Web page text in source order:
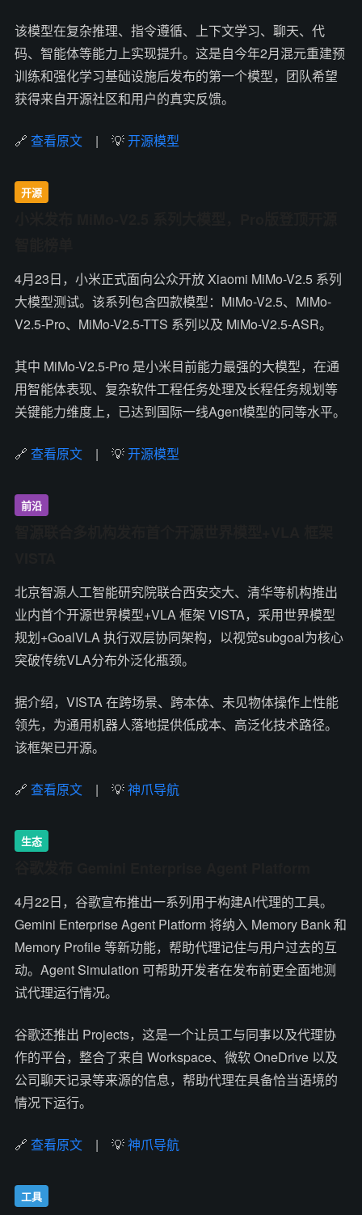
该模型在复杂推理、指令遵循、上下文学习、聊天、代
码、智能体等能力上实现提升。这是自今年2月混元重建预
训练和强化学习基础设施后发布的第一个模型，团队希望
获得来自开源社区和用户的真实反馈。
🔗 查看原文 | 💡开源模型
开源
4月23日，小米正式面向公众开放 Xiaomi MiMo-V2.5 系列
大模型测试。该系列包含四款模型：MiMo-V2.5、MiMo-
V2.5-Pro、MiMo-V2.5-TTS 系列以及 MiMo-V2.5-ASR。
其中 MiMo-V2.5-Pro 是小米目前能力最强的大模型，在通
用智能体表现、复杂软件工程任务处理及长程任务规划等
关键能力维度上，已达到国际一线Agent模型的同等水平。
🔗 查看原文 | 💡开源模型
前沿
北京智源人工智能研究院联合西安交大、清华等机构推出
业内首个开源世界模型+VLA 框架 VISTA，采用世界模型
规划+GoalVLA 执行双层协同架构，以视觉subgoal为核心
突破传统VLA分布外泛化瓶颈。
据介绍，VISTA 在跨场景、跨本体、未见物体操作上性能
领先，为通用机器人落地提供低成本、高泛化技术路径。
该框架已开源。
🔗 查看原文 | 💡神爪导航
生态
4月22日，谷歌宣布推出一系列用于构建AI代理的工具。
Gemini Enterprise Agent Platform 将纳入 Memory Bank 和
Memory Profile 等新功能，帮助代理记住与用户过去的互
动。Agent Simulation 可帮助开发者在发布前更全面地测
试代理运行情况。
谷歌还推出 Projects，这是一个让员工与同事以及代理协
作的平台，整合了来自 Workspace、微软 OneDrive 以及
公司聊天记录等来源的信息，帮助代理在具备恰当语境的
情况下运行。
🔗 查看原文 | 💡神爪导航
工具